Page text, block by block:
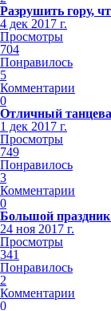
Разрушить гору,
4 дек 2017 г.
Просмотры
704
Понравилось
5
Комментарии
0
Отличный
1 дек 2017 г.
Просмотры
749
Понравилось
3
Комментарии
0
Большой
24 ноя 2017 г.
Просмотры
341
Понравилось
2
Комментарии
0